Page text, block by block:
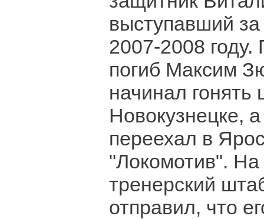
выступавший
2007-2008
погиб Максим
начинал
Новокузнецке,
переехал в
"Локомотив". На
тренерский
отправил, что